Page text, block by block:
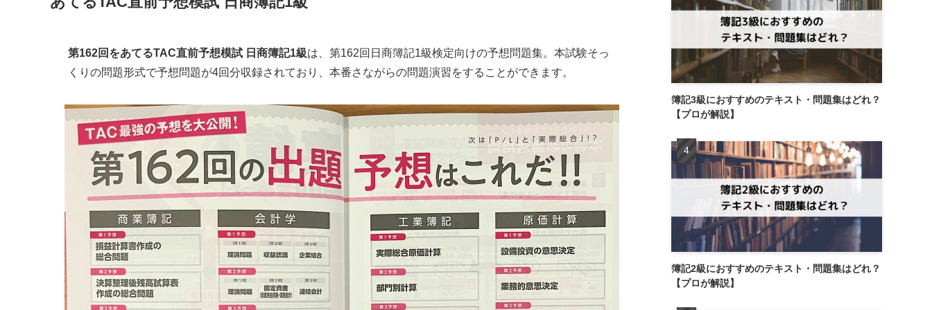
第162回をあてるTAC直前予想模試 日商簿記1級は、第162回日商簿記1級検定向けの予想問題集。本試験そっ
くりの問題形式で予想問題が4回分収録されており、本番さながらの問題演習をすることができます。
簿記3級におすすめのテキスト・問題集はどれ？
【プロが解説】
簿記2級におすすめのテキスト・問題集はどれ？
【プロが解説】